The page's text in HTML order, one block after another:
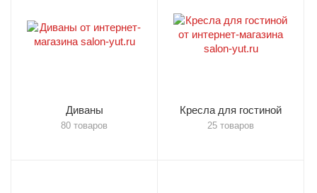
Диваны
80 товаров
Кресла для гостиной
25 товаров